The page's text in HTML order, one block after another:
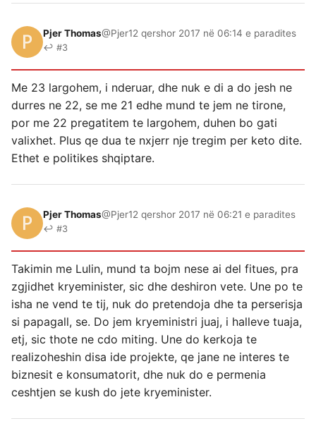
Pjer Thomas@Pjer12 qershor 2017 në 06:14 e paradites
↩ #3
Me 23 largohem, i nderuar, dhe nuk e di a do jesh ne
durres ne 22, se me 21 edhe mund te jem ne tirone,
por me 22 pregatitem te largohem, duhen bo gati
valixhet. Plus qe dua te nxjerr nje tregim per keto dite.
Ethet e politikes shqiptare.
Pjer Thomas@Pjer12 qershor 2017 në 06:21 e paradites
↩ #3
Takimin me Lulin, mund ta bojm nese ai del fitues, pra
zgjidhet kryeminister, sic dhe deshiron vete. Une po te
isha ne vend te tij, nuk do pretendoja dhe ta perserisja
si papagall, se. Do jem kryeministri juaj, i halleve tuaja,
etj, sic thote ne cdo miting. Une do kerkoja te
realizoheshin disa ide projekte, qe jane ne interes te
biznesit e konsumatorit, dhe nuk do e permenia
ceshtjen se kush do jete kryeminister.